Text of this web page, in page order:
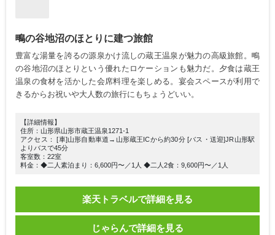
鴫の谷地沼のほとりに建つ旅館
豊富な湯量を誇るの源泉かけ流しの蔵王温泉が魅力の高級旅館。鴫
の谷地沼のほとりという優れたロケーションも魅力だ。夕食は蔵王
温泉の食材を活かした会席料理を楽しめる。宴会スペースが利用で
きるからお祝いや大人数の旅行にもちょうどいい。
【詳細情報】
住所：山形県山形市蔵王温泉1271-1
アクセス： [車]山形自動車道→山形蔵王ICから約30分 [バス・送迎]JR山形駅
よりバスで45分
客室数：22室
料金：◆二人素泊まり：6,600円〜／1人 ◆二人2食：9,600円〜／1人
楽天トラベルで詳細を見る
じゃらんで詳細を見る